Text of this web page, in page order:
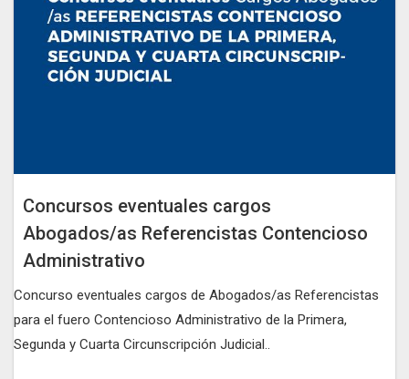
Concursos eventuales cargos
Abogados/as Referencistas Contencioso
Administrativo
Concurso eventuales cargos de Abogados/as Referencistas
para el fuero Contencioso Administrativo de la Primera,
Segunda y Cuarta Circunscripción Judicial..